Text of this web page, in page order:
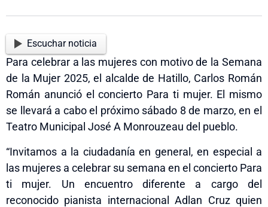
Escuchar noticia
Para celebrar a las mujeres con motivo de la Semana
de la Mujer 2025, el alcalde de Hatillo, Carlos Román
Román anunció el concierto Para ti mujer. El mismo
se llevará a cabo el próximo sábado 8 de marzo, en el
Teatro Municipal José A Monrouzeau del pueblo.
“Invitamos a la ciudadanía en general, en especial a
las mujeres a celebrar su semana en el concierto Para
ti mujer. Un encuentro diferente a cargo del
reconocido pianista internacional Adlan Cruz quien